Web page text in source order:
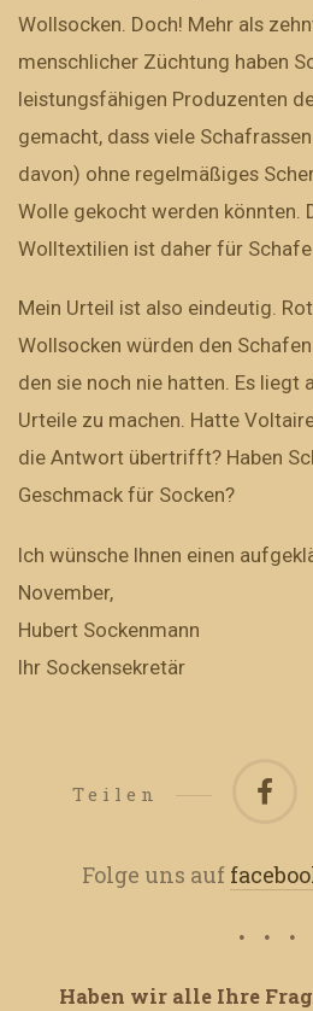
Wollsocken. Doch! Mehr als
menschlicher Züchtung haben
leistungsfähigen Produzenten
gemacht, dass viele
davon) ohne regelmäßiges
Wolle gekocht werden könnten.
Wolltextilien ist daher für
Mein Urteil ist also eindeutig.
Wollsocken würden den
den sie noch nie hatten. Es liegt
Urteile zu machen. Hatte
die Antwort übertrifft? Haben
Geschmack für Socken?
Ich wünsche Ihnen einen
November,
Hubert Sockenmann
Ihr Sockensekretär
Teilen
Folge uns auf
Haben wir alle Ihre